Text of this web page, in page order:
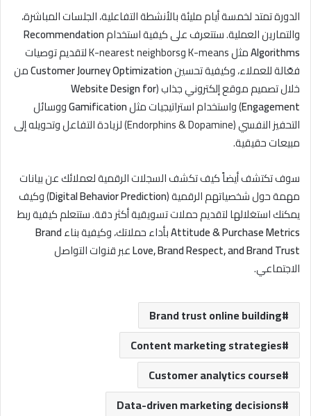
الدورة تمتد لخمسة أيام مليئة بالأنشطة التفاعلية، الجلسات المباشرة،
والتمارين العملية. ستتعرف على كيفية استخدامRecommendation
Algorithms
مثل K-means وK-nearest neighbors لتقديم توصيات
فعّالة للعملاء، وكيفية تحسينCustomer Journey Optimizationمن
خلال تصميم موقع إلكتروني جذاب (Website Design for
Engagement) واستخدام استراتيجيات مثلGamificationووسائل
التحفيز النفسي (Endorphins & Dopamine) لزيادة التفاعل وتحويله إلى
مبيعات حقيقية.
سوف تكتشف أيضاً كيف تكشف السجلات الرقمية لعملائك عن بيانات
مهمة حول شخصياتهم الرقمية (Digital Behavior Prediction) وكيف
يمكنك استغلالها لتقديم حملات تسويقية أكثر دقة. ستتعلم كيفية ربط
Attitude & Purchase Metricsبأداء حملاتك، وكيفية بناءBrand
Love, Brand Respect, and Brand Trustعبر قنوات التواصل
الاجتماعي.
Brand trust online building
Content marketing strategies
Customer analytics course
Data-driven marketing decisions